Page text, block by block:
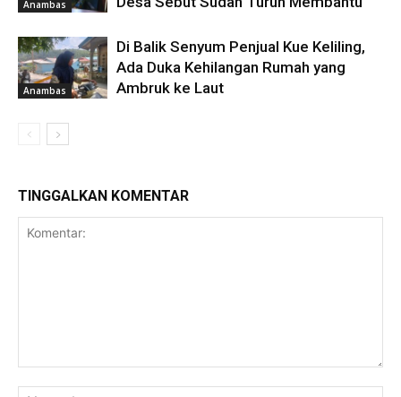
Anambas
Anambas
Di Balik Senyum Penjual Kue Keliling,
Ada Duka Kehilangan Rumah yang
Ambruk ke Laut
TINGGALKAN KOMENTAR